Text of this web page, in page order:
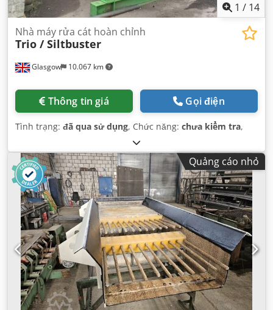
1 / 14
Glasgow 10.067 km
Nhà máy rửa cát hoàn chỉnh
Trio / Siltbuster
Thông tin giá Gọi điện
Tình trạng: đã qua sử dụng, Chức năng: chưa kiểm tra,
Quảng cáo nhỏ